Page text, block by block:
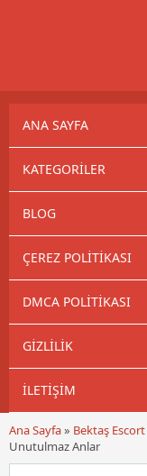
ANA SAYFA
KATEGORILER
BLOG
ÇEREZ POLITIKASI
DMCA POLITIKASI
GIZLILIK
İLETIŞIM
Ana Sayfa» Bektaş Escort
Unutulmaz Anlar